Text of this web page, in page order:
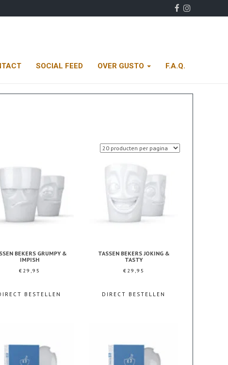
SOCIAL FEED OVER GUSTO F.A.Q.
BEKERS GRUMPY &
IMPISH
€ 29,95
BESTELLEN
TASSEN BEKERS JOKING &
TASTY
€ 29,95
DIRECT BESTELLEN